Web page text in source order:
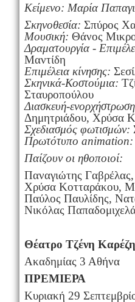
Κείμενο: Μαρία
Σκηνοθεσία: Σπύρος
Μουσική: Θάνος
Δραματουργία -
Μαντίδη
Επιμέλεια κίνησης:
Σκηνικά-Κοστούμια:
Σταυροπούλου
Διασκευή-
Δημητριάδου, Χρύσα
Σχεδιασμός φωτισμών:
Πρωτότυπο animation:
Παίζουν οι ηθοποιοί:
Παναγιώτης
Χρύσα Κοτταράκου,
Παύλος Παυλίδης,
Νικόλας
Θέατρο Τζένη Καρέζη
Ακαδημίας 3 Αθήνα
ΠΡΕΜΙΕΡΑ
Κυριακή 29